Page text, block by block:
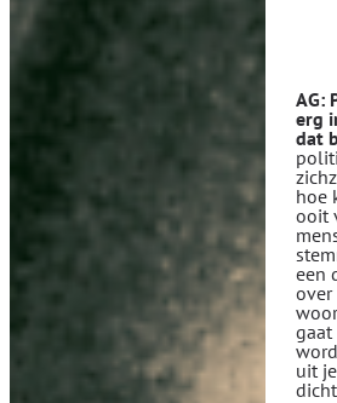
AG:
erg
dat
hoe
ooit
een
over
gaat
uit